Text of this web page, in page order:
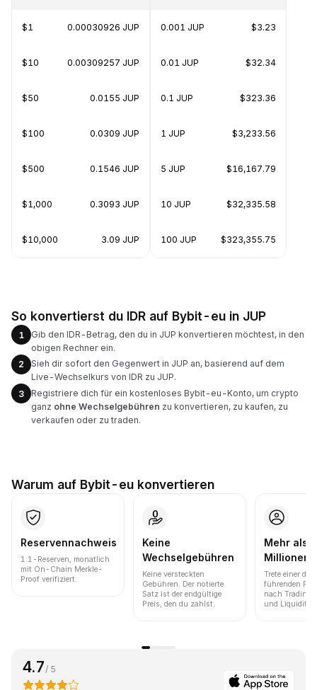
$1 0.00030926 JUP
$10 0.00309257 JUP
$50 0.0155 JUP
$100 0.0309 JUP
$500 0.1546 JUP
$1,000 0.3093 JUP
$10,000 3.09 JUP
0.001 JUP $3.23
0.01 JUP $32.34
0.1 JUP $323.36
1 JUP $3,233.56
5 JUP $16,167.79
10 JUP $32,335.58
100 JUP $323,355.75
So konvertierst du IDR auf Bybit-eu in JUP
1
Gib den IDR-Betrag, den du in JUP konvertieren möchtest, in den
obigen Rechner ein.
2
Sieh dir sofort den Gegenwert in JUP an, basierend auf dem
Live-Wechselkurs von IDR zu JUP.
3
Registriere dich für ein kostenloses Bybit-eu-Konto, um crypto
ganz ohne Wechselgebühren zu konvertieren, zu kaufen, zu
verkaufen oder zu traden.
Warum auf Bybit-eu konvertieren
Reservennachweis
1:1-Reserven, monatlich
mit On-Chain Merkle-
Proof verifiziert.
Keine
Wechselgebühren
Keine versteckten
Gebühren. Der notierte
Satz ist der endgültige
Preis, den du zahlst.
Mehr als
Millionen
Trete einer der
führenden
nach Trading-
und Liquidität
4.7 / 5